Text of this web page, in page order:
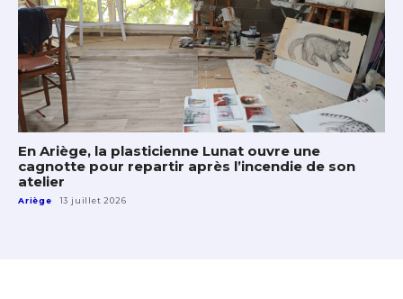
En Ariège, la plasticienne Lunat ouvre une
cagnotte pour repartir après l’incendie de son
atelier
Ariège 13 juillet 2026